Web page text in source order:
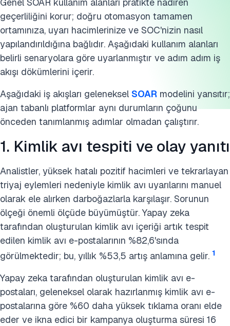
geçerliliğini korur; doğru otomasyon tamamen
ortamınıza, uyarı hacimlerinize ve SOC'nizin nasıl
yapılandırıldığına bağlıdır. Aşağıdaki kullanım alanları
belirli senaryolara göre uyarlanmıştır ve adım adım iş
akışı dökümlerini içerir.
Aşağıdaki iş akışları geleneksel SOAR modelini yansıtır;
ajan tabanlı platformlar aynı durumların çoğunu
önceden tanımlanmış adımlar olmadan çalıştırır.
1. Kimlik avı tespiti ve olay yanıtı
Analistler, yüksek hatalı pozitif hacimleri ve tekrarlayan
triyaj eylemleri nedeniyle kimlik avı uyarılarını manuel
olarak ele alırken darboğazlarla karşılaşır. Sorunun
ölçeği önemli ölçüde büyümüştür. Yapay zeka
tarafından oluşturulan kimlik avı içeriği artık tespit
edilen kimlik avı e-postalarının %82,6'sında
görülmektedir; bu, yıllık %53,5 artış anlamına gelir. 1
Yapay zeka tarafından oluşturulan kimlik avı e-
postaları, geleneksel olarak hazırlanmış kimlik avı e-
postalarına göre %60 daha yüksek tıklama oranı elde
eder ve ikna edici bir kampanya oluşturma süresi 16
10. Tehdit İstihbaratı Yönetimi
Sektör bağlamı: SOAR'dan ajan tabanlı SOC'ye geçiş
SSS'ler
Bu araştırmayı kaynak gösterin